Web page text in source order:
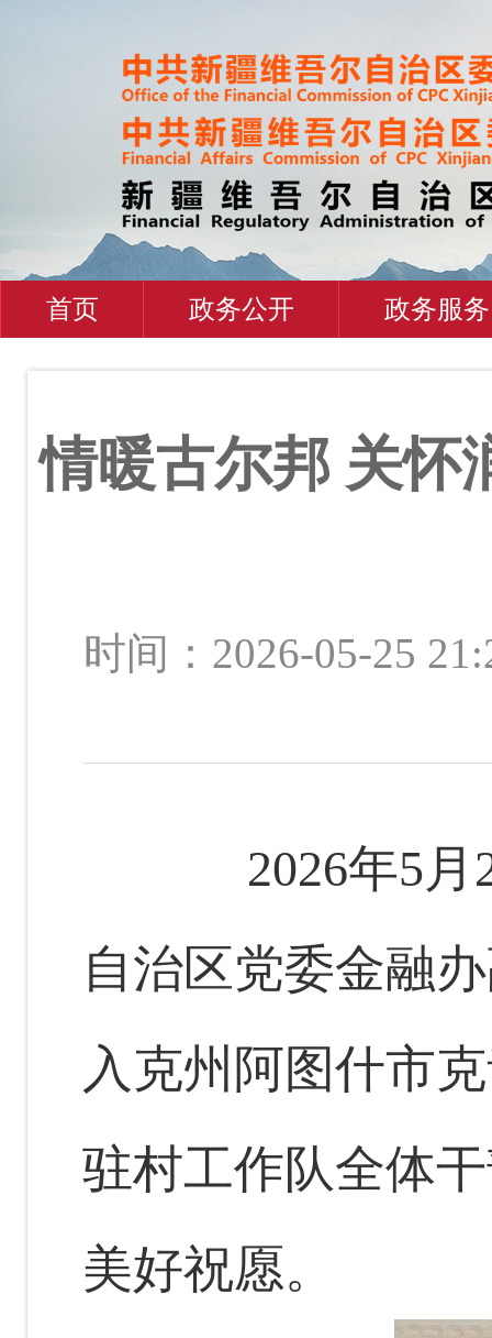
首页 政务公开 政务服务
情暖古尔邦 关
时间：2026-05-25
2026年5月
自治区党委金融
入克州阿图什市
驻村工作队全体
美好祝愿。